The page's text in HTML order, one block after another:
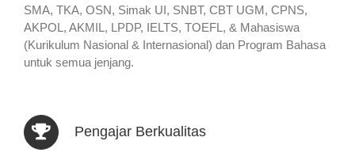
SMA, TKA, OSN, Simak UI, SNBT, CBT UGM, CPNS,
AKPOL, AKMIL, LPDP, IELTS, TOEFL, & Mahasiswa
(Kurikulum Nasional & Internasional) dan Program Bahasa
untuk semua jenjang.
Pengajar Berkualitas